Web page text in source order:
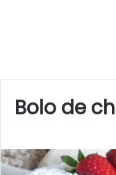
Bolo de